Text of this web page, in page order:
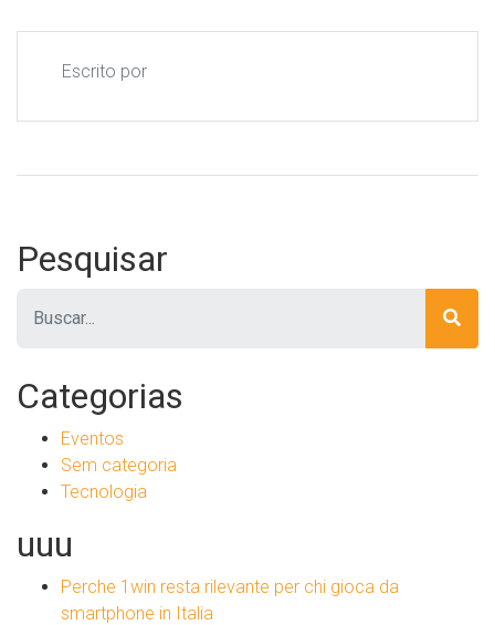
Escrito por
Pesquisar
Categorias
Eventos
Sem categoria
Tecnologia
uuu
Perche 1win resta rilevante per chi gioca da
smartphone in Italia